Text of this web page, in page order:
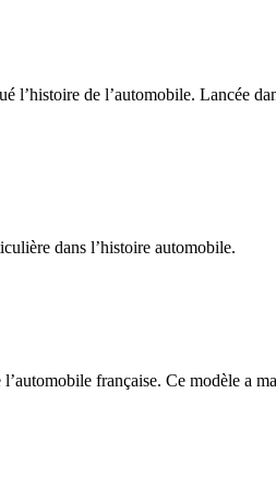
de l’automobile. Lancée
dans l’histoire automobile.
française. Ce modèle a